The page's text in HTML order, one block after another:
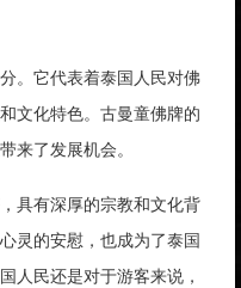
。它代表着泰国人民对佛
文化特色。古曼童佛牌的
来了发展机会。
具有深厚的宗教和文化背
灵的安慰，也成为了泰国
人民还是对于游客来说，